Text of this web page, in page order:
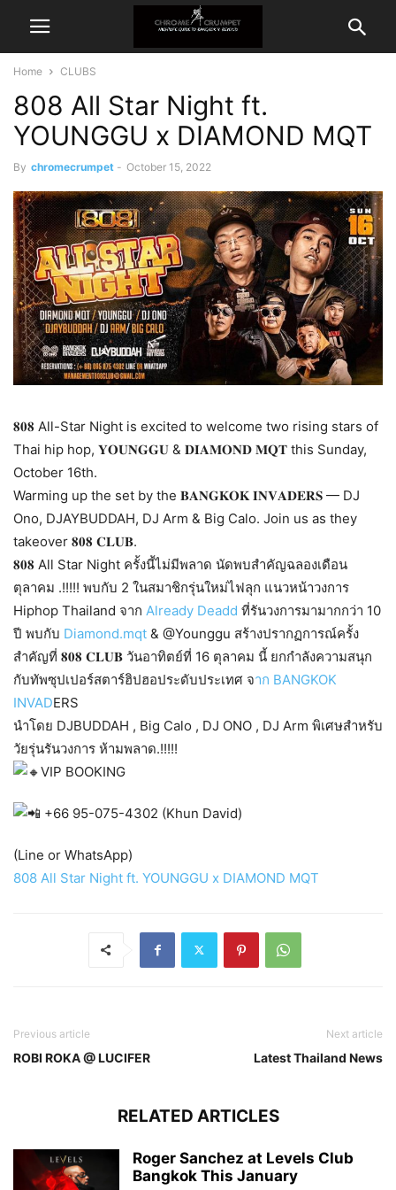
Home CLUBS
808 All Star Night ft.
YOUNGGU x DIAMOND MQT
By chromecrumpet - October 15, 2022
𝟖𝟎𝟖 All-Star Night is excited to welcome two rising stars of
Thai hip hop, 𝐘𝐎𝐔𝐍𝐆𝐆𝐔 & 𝐃𝐈𝐀𝐌𝐎𝐍𝐃 𝐌𝐐𝐓 this Sunday,
October 16th.
Warming up the set by the 𝐁𝐀𝐍𝐆𝐊𝐎𝐊 𝐈𝐍𝐕𝐀𝐃𝐄𝐑𝐒 — DJ
Ono, DJAYBUDDAH, DJ Arm & Big Calo. Join us as they
takeover 𝟖𝟎𝟖 𝐂𝐋𝐔𝐁.
𝟖𝟎𝟖 All Star Night ครั้งนี้ไม่มีพลาด นัดพบสำคัญฉลองเดือน
ตุลาคม .!!!!! พบกับ 2 ในสมาชิกรุ่นใหม่ไฟลุก แนวหน้าวงการ
Hiphop Thailand จาก Already Deadd ที่รันวงการมามากกว่า 10
ปี พบกับ Diamond.mqt & @Younggu สร้างปรากฏการณ์ครั้ง
สำคัญที่ 𝟖𝟎𝟖 𝐂𝐋𝐔𝐁 วันอาทิตย์ที่ 16 ตุลาคม นี้ ยกกำลังความสนุก
กับทัพซุปเปอร์สตาร์ฮิปฮอประดับประเทศ จาก BANGKOK
INVADERS
นำโดย DJBUDDAH , Big Calo , DJ ONO , DJ Arm พิเศษสำหรับ
วัยรุ่นรันวงการ ห้ามพลาด.!!!!!
VIP BOOKING
+66 95-075-4302 (Khun David)
(Line or WhatsApp)
808 All Star Night ft. YOUNGGU x DIAMOND MQT
Previous article
ROBI ROKA @ LUCIFER
Next article
Latest Thailand News
RELATED ARTICLES
Roger Sanchez at Levels Club
Bangkok This January